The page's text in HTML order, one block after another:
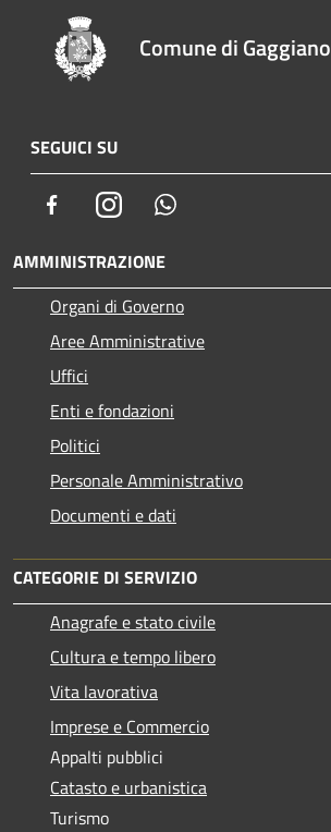
Comune di Gaggiano
SEGUICI SU
FacebookInstagram
AMMINISTRAZIONE
Organi di Governo
Aree Amministrative
Uffici
Enti e fondazioni
Politici
Personale Amministrativo
Documenti e dati
CATEGORIE DI SERVIZIO
Anagrafe e stato civile
Cultura e tempo libero
Vita lavorativa
Imprese e Commercio
Appalti pubblici
Catasto e urbanistica
Turismo